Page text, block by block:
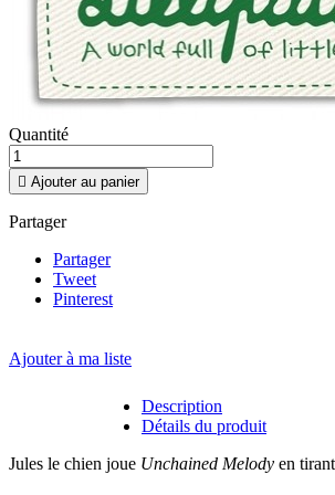
Quantité
 Ajouter au panier
Partager
Partager
Tweet
Pinterest
Ajouter à ma liste
Description
Détails du produit
Jules le chien joue Unchained Melody en